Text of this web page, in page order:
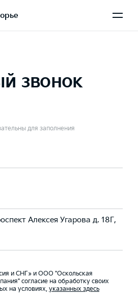
звонок
для заполнения
Алексея Угарова д. 18Г,
и СНГ» и ООО "Оскольская
согласие на обработку своих
на условиях, указанных здесь